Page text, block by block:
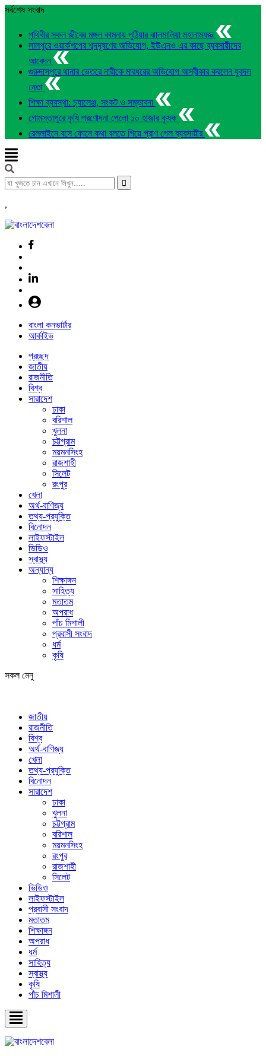
সর্বশেষ সংবাদ
পৃথিবীর সকল জীবের মঙ্গল কামনায় পুঠিয়ার ঝালমালিয়া মহানামযজ্ঞ
লালপুরে ওয়ার্কশপের শব্দদূষণের অভিযোগ, ইউএনও এর কাছে ব্যবসায়ীদের
আবেদন
গুরুদাসপুরে থানার ভেতরে নারীকে মারধরের অভিযোগ অস্বীকার করলেন যুবদল
নেতা
শিক্ষা ব্যবস্থা: চ্যালেঞ্জ, সংকট ও সম্ভাবনা
গোমস্তাপুরে কৃষি প্রণোদনা পেলো ১০ হাজার কৃষক
রেললাইনে বসে ফোনে কথা বলতে গিয়ে প্রাণ গেল ব্যবসায়ীর
,
বাংলা কনভার্টার
আর্কাইভ
প্রচ্ছদ
জাতীয়
রাজনীতি
বিশ্ব
সারাদেশ
ঢাকা
বরিশাল
খুলনা
চট্টগ্রাম
ময়মনসিংহ
রাজশাহী
সিলেট
রংপুর
খেলা
অর্থ-বাণিজ্য
তথ্য-প্রযুক্তি
বিনোদন
লাইফস্টাইল
ভিডিও
স্বাস্থ্য
অন্যান্য
শিক্ষাঙ্গন
সাহিত্য
মতাতম
অপরাধ
পাঁচ মিশালী
প্রবাসী সংবাদ
ধর্ম
কৃষি
সকল মেনু
জাতীয়
রাজনীতি
বিশ্ব
অর্থ-বাণিজ্য
খেলা
তথ্য-প্রযুক্তি
বিনোদন
সারাদেশ
ঢাকা
খুলনা
চট্টগ্রাম
বরিশাল
ময়মনসিংহ
রংপুর
রাজশাহী
সিলেট
ভিডিও
লাইফস্টাইল
প্রবাসী সংবাদ
মতাতম
শিক্ষাঙ্গন
অপরাধ
ধর্ম
সাহিত্য
স্বাস্থ্য
কৃষি
পাঁচ মিশালী